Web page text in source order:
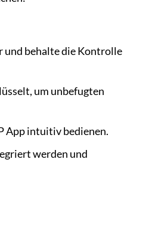
und behalte die Kontrolle
um unbefugten
App intuitiv bedienen.
werden und